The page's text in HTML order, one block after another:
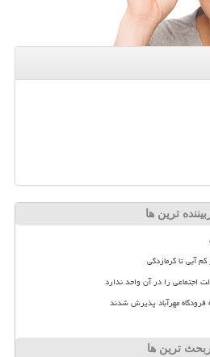
ترین ها
آبی تا گرمازدگی
اجتماعی را در آن واحد ندارد
ترین ها